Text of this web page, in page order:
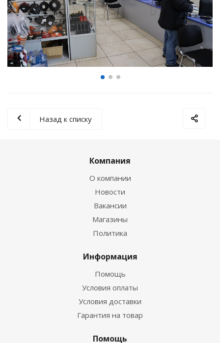
Назад к списку
Компания
О компании
Новости
Вакансии
Магазины
Политика
Информация
Помощь
Условия оплаты
Условия доставки
Гарантия на товар
Помощь